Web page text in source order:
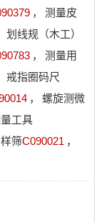
，
测量皮
划线规（木工）
，
测量用
戒指圈码尺
，
螺旋测微
工具
筛C090021 ，